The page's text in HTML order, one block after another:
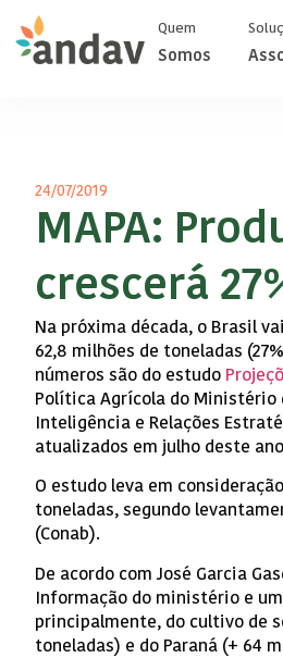
Quem
Somos
24/07/2019
MAPA:
crescerá
Na próxima década, o Brasil
62,8 milhões de toneladas
números são do estudo
Política Agrícola do Ministério
Inteligência e Relações
atualizados em julho deste
O estudo leva em
toneladas, segundo
(Conab).
De acordo com José Garcia
Informação do ministério e
principalmente, do cultivo de
toneladas) e do Paraná (+ 64